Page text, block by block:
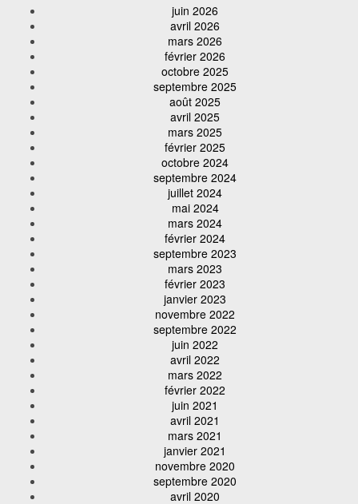
juin 2026
avril 2026
mars 2026
février 2026
octobre 2025
septembre 2025
août 2025
avril 2025
mars 2025
février 2025
octobre 2024
septembre 2024
juillet 2024
mai 2024
mars 2024
février 2024
septembre 2023
mars 2023
février 2023
janvier 2023
novembre 2022
septembre 2022
juin 2022
avril 2022
mars 2022
février 2022
juin 2021
avril 2021
mars 2021
janvier 2021
novembre 2020
septembre 2020
avril 2020